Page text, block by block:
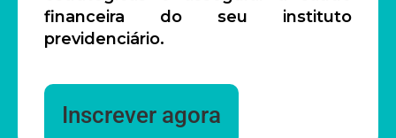
financeira do seu instituto
previdenciário.
Inscrever agora